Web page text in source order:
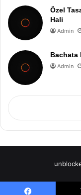
Özel
Hali
Admin
Bachata
Admin